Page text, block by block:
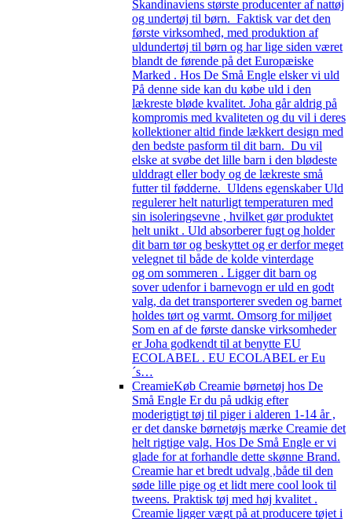
Skandinaviens største producenter af nattøj
og undertøj til børn. Faktisk var det den
første virksomhed, med produktion af
uldundertøj til børn og har lige siden været
blandt de førende på det Europæiske
Marked . Hos De Små Engle elsker vi uld
På denne side kan du købe uld i den
lækreste bløde kvalitet. Joha går aldrig på
kompromis med kvaliteten og du vil i deres
kollektioner altid finde lækkert design med
den bedste pasform til dit barn. Du vil
elske at svøbe det lille barn i den blødeste
ulddragt eller body og de lækreste små
futter til fødderne. Uldens egenskaber Uld
regulerer helt naturligt temperaturen med
sin isoleringsevne , hvilket gør produktet
helt unikt . Uld absorberer fugt og holder
dit barn tør og beskyttet og er derfor meget
velegnet til både de kolde vinterdage
og om sommeren . Ligger dit barn og
sover udenfor i barnevogn er uld en godt
valg, da det transporterer sveden og barnet
holdes tørt og varmt. Omsorg for miljøet
Som en af de første danske virksomheder
er Joha godkendt til at benytte EU
ECOLABEL . EU ECOLABEL er Eu
´s…
CreamieKøb Creamie børnetøj hos De
Små Engle Er du på udkig efter
moderigtigt tøj til piger i alderen 1-14 år ,
er det danske børnetøjs mærke Creamie det
helt rigtige valg. Hos De Små Engle er vi
glade for at forhandle dette skønne Brand.
Creamie har et bredt udvalg ,både til den
søde lille pige og et lidt mere cool look til
tweens. Praktisk tøj med høj kvalitet .
Creamie ligger vægt på at producere tøjet i